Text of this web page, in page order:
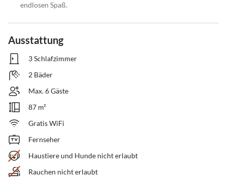
endlosen Spaß.
Ausstattung
3 Schlafzimmer
2 Bäder
Max. 6 Gäste
87 m²
Gratis WiFi
Fernseher
Haustiere und Hunde nicht erlaubt
Rauchen nicht erlaubt